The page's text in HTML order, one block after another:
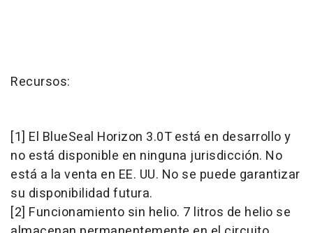
Recursos:
[1] El BlueSeal Horizon 3.0T está en desarrollo y
no está disponible en ninguna jurisdicción. No
está a la venta en EE. UU. No se puede garantizar
su disponibilidad futura.
[2] Funcionamiento sin helio. 7 litros de helio se